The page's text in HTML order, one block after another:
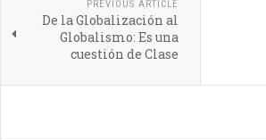
PREVIOUS ARTICLE
De la Globalización al
Globalismo: Es una
cuestión de Clase